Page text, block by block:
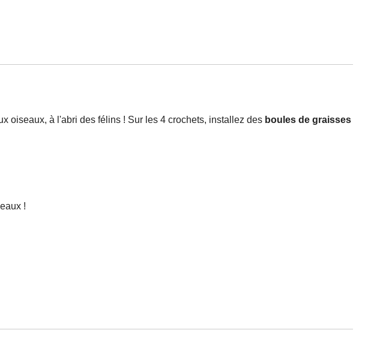
oiseaux, à l'abri des félins ! Sur les 4 crochets, installez des boules de graisses
!